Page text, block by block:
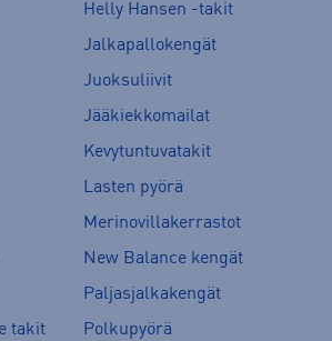
Helly Hansen -takit
Jalkapallokengät
Juoksuliivit
Jääkiekkomailat
Kevytuntuvatakit
Lasten pyörä
Merinovillakerrastot
New Balance kengät
Paljasjalkakengät
takit
Polkupyörä